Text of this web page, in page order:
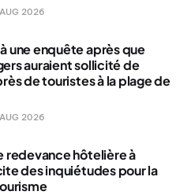
2026
une enquête après que
auraient sollicité de
de touristes à la plage de
2026
redevance hôtelière à
des inquiétudes pour la